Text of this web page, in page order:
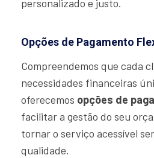
personalizado e justo.
Opções de Pagamento
Compreendemos que cada
necessidades financeiras
oferecemos opções de
facilitar a gestão do seu
tornar o serviço acessível
qualidade.